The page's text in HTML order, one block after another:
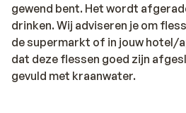
gewend bent. Het wordt
drinken. Wij adviseren je om
de supermarkt of in jouw hotel/
dat deze flessen goed zijn
gevuld met kraanwater.